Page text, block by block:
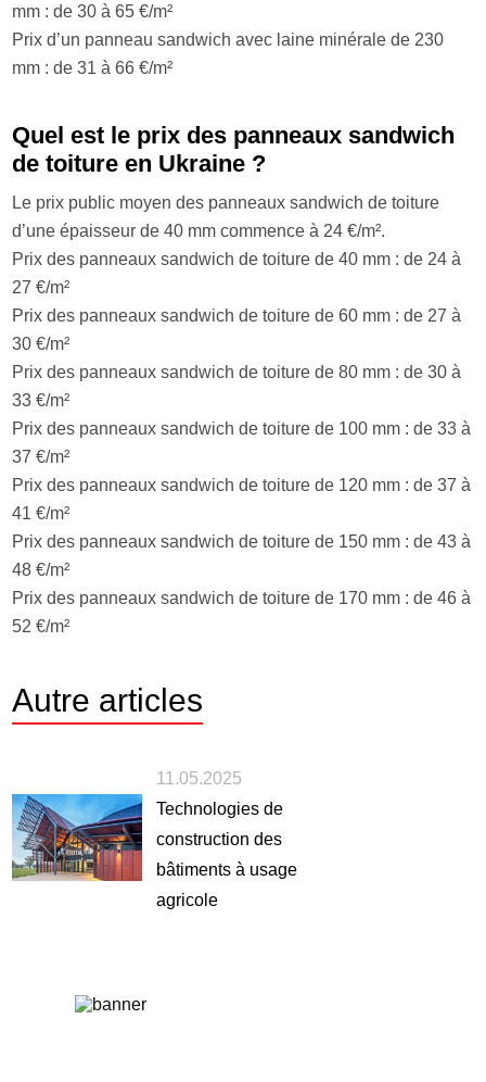
mm : de 30 à 65 €/m²
Prix d’un panneau sandwich avec laine minérale de 230
mm : de 31 à 66 €/m²
Quel est le prix des panneaux sandwich
de toiture en Ukraine ?
Le prix public moyen des panneaux sandwich de toiture
d’une épaisseur de 40 mm commence à 24 €/m².
Prix ​​des panneaux sandwich de toiture de 40 mm : de 24 à
27 €/m²
Prix des panneaux sandwich de toiture de 60 mm : de 27 à
30 €/m²
Prix des panneaux sandwich de toiture de 80 mm : de 30 à
33 €/m²
Prix des panneaux sandwich de toiture de 100 mm : de 33 à
37 €/m²
Prix des panneaux sandwich de toiture de 120 mm : de 37 à
41 €/m²
Prix des panneaux sandwich de toiture de 150 mm : de 43 à
48 €/m²
Prix des panneaux sandwich de toiture de 170 mm : de 46 à
52 €/m²
Autre articles
11.05.2025
Technologies de
construction des
bâtiments à usage
agricole